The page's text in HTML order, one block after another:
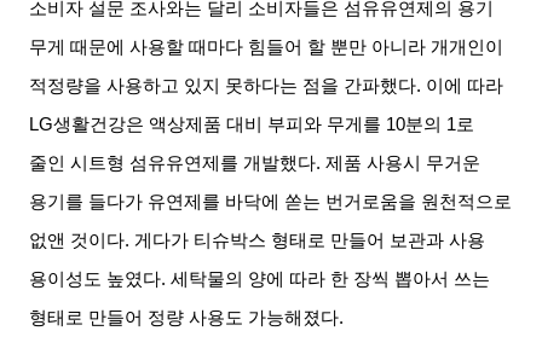
소비자 설문 조사와는 달리 소비자들은 섬유유연제의 용기
무게 때문에 사용할 때마다 힘들어 할 뿐만 아니라 개개인이
적정량을 사용하고 있지 못하다는 점을 간파했다. 이에 따라
LG생활건강은 액상제품 대비 부피와 무게를 10분의 1로
줄인 시트형 섬유유연제를 개발했다.제품 사용시 무거운
용기를 들다가 유연제를 바닥에 쏟는 번거로움을 원천적으로
없앤 것이다. 게다가 티슈박스 형태로 만들어 보관과 사용
용이성도 높였다.세탁물의 양에 따라 한 장씩 뽑아서 쓰는
형태로 만들어 정량 사용도 가능해졌다.